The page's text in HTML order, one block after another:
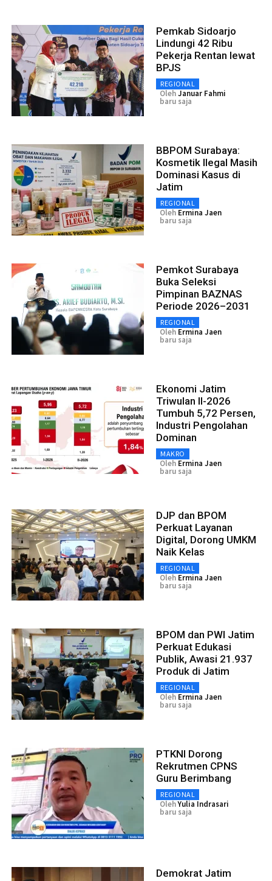
Pemkab Sidoarjo
Lindungi 42 Ribu
Pekerja Rentan lewat
BPJS
REGIONAL
OlehJanuar Fahmi
baru saja
BBPOM Surabaya:
Kosmetik Ilegal Masih
Dominasi Kasus di
Jatim
REGIONAL
Oleh Ermina Jaen
baru saja
Pemkot Surabaya
Buka Seleksi
Pimpinan BAZNAS
Periode 2026–2031
REGIONAL
Oleh Ermina Jaen
baru saja
Ekonomi Jatim
Triwulan II-2026
Tumbuh 5,72 Persen,
Industri Pengolahan
Dominan
MAKRO
Oleh Ermina Jaen
baru saja
DJP dan BPOM
Perkuat Layanan
Digital, Dorong UMKM
Naik Kelas
REGIONAL
Oleh Ermina Jaen
baru saja
BPOM dan PWI Jatim
Perkuat Edukasi
Publik, Awasi 21.937
Produk di Jatim
REGIONAL
Oleh Ermina Jaen
baru saja
PTKNI Dorong
Rekrutmen CPNS
Guru Berimbang
REGIONAL
OlehYulia Indrasari
baru saja
Demokrat Jatim